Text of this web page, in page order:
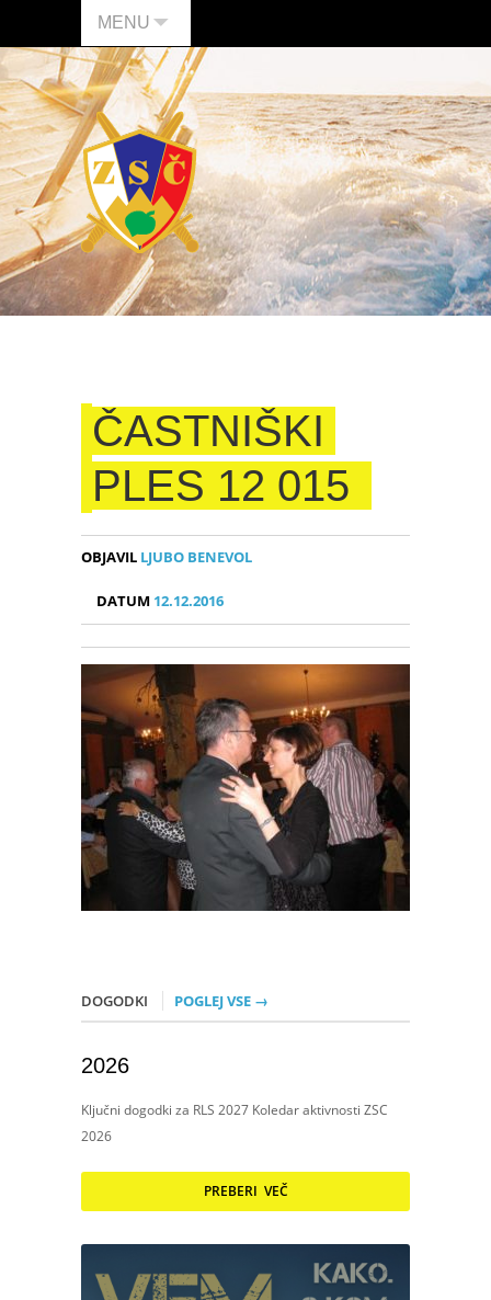
MENU
ČASTNIŠKI
PLES 12 015
OBJAVIL LJUBO BENEVOL
DATUM 12.12.2016
DOGODKI POGLEJ VSE →
2026
Ključni dogodki za RLS 2027 Koledar aktivnosti ZSC
2026
PREBERI VEČ